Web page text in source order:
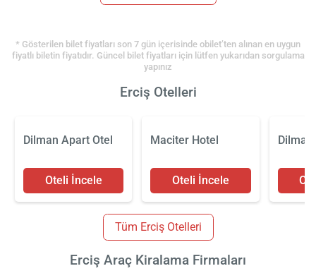
* Gösterilen bilet fiyatları son 7 gün içerisinde obilet’ten alınan en uygun
fiyatlı biletin fiyatıdır. Güncel bilet fiyatları için lütfen yukarıdan sorgulama
yapınız
Erciş Otelleri
Dilman Apart Otel
Oteli İncele
Maciter Hotel
Oteli İncele
Tüm Erciş Otelleri
Erciş Araç Kiralama Firmaları